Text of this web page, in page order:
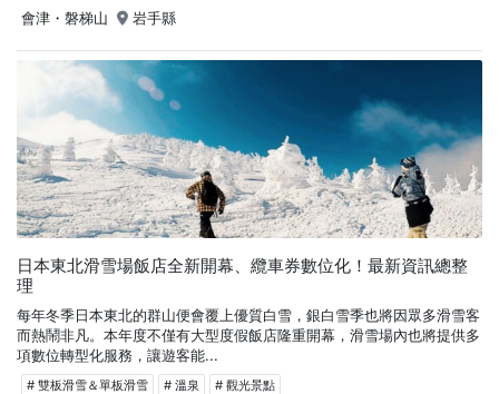
會津・磐梯山 岩手縣
日本東北滑雪場飯店全新開幕、纜車券數位化！最新資訊總整
理
每年冬季日本東北的群山便會覆上優質白雪，銀白雪季也將因眾多滑雪客
而熱鬧非凡。本年度不僅有大型度假飯店隆重開幕，滑雪場內也將提供多
項數位轉型化服務，讓遊客能...
# 雙板滑雪＆單板滑雪 # 溫泉 # 觀光景點